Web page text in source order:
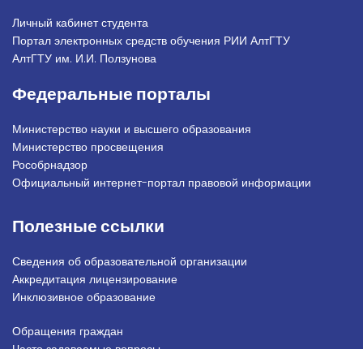
Личный кабинет студента
Портал электронных средств обучения РИИ АлтГТУ
АлтГТУ им. И.И. Ползунова
Федеральные порталы
Министерство науки и высшего образования
Министерство просвещения
Рособрнадзор
Официальный интернет-портал правовой информации
Полезные ссылки
Сведения об образовательной организации
Аккредитация лицензирование
Инклюзивное образование
Подвал_право
Обращения граждан